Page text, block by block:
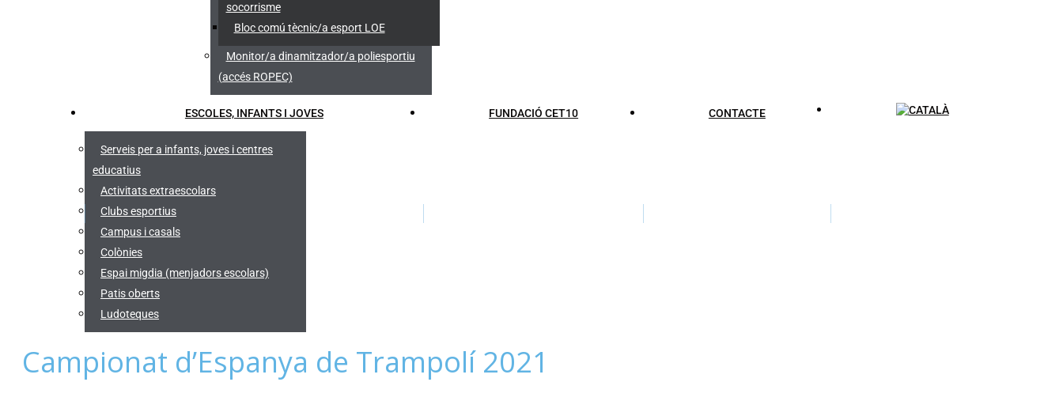
socorrisme
Bloc comú tècnic/a esport LOE
Monitor/a dinamitzador/a poliesportiu
(accés ROPEC)
ESCOLES, INFANTS I JOVES
Serveis per a infants, joves i centres
educatius
Activitats extraescolars
Clubs esportius
Campus i casals
Colònies
Espai migdia (menjadors escolars)
Patis oberts
Ludoteques
FUNDACIÓ CET10 CONTACTE
Campionat d’Espanya de Trampolí 2021